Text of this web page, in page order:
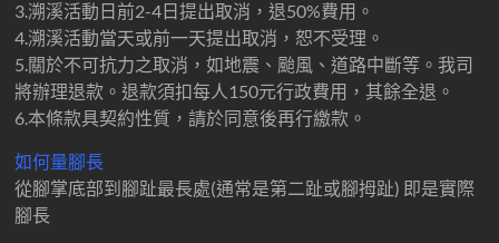
3.溯溪活動日前2-4日提出取消，退50%費用。
4.溯溪活動當天或前一天提出取消，恕不受理。
5.關於不可抗力之取消，如地震、颱風、道路中斷等。我司
將辦理退款。退款須扣每人150元行政費用，其餘全退。
6.本條款具契約性質，請於同意後再行繳款。
如何量腳長
從腳掌底部到腳趾最長處(通常是第二趾或腳拇趾) 即是實際
腳長